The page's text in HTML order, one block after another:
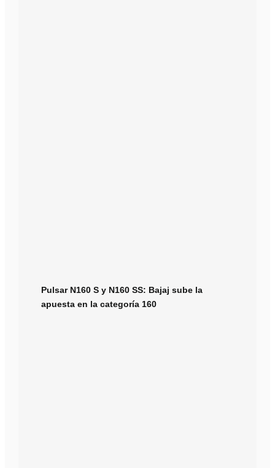
Pulsar N160 S y N160 SS: Bajaj sube la
apuesta en la categoría 160